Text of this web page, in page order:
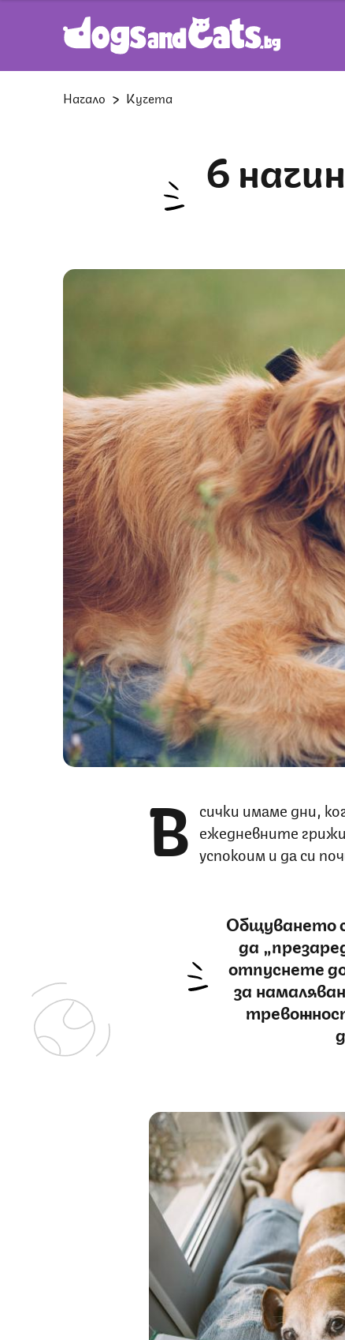
Начало Кучета
6 начина да релаксирате с кучето
В сички имаме дни,
ежедневните
успокоим и да си
Общуването
да
отпуснете
за